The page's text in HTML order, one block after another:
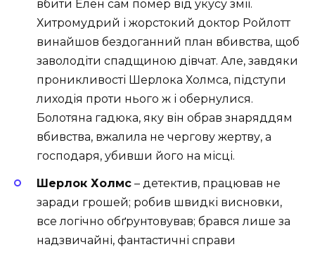
вбити Елен сам помер від укусу змії.
Хитромудрий і жорстокий доктор Ройлотт
винайшов бездоганний план вбивства, щоб
заволодіти спадщиною дівчат. Але, завдяки
проникливості Шерлока Холмса, підступи
лиходія проти нього ж і обернулися.
Болотяна гадюка, яку він обрав знаряддям
вбивства, вжалила не чергову жертву, а
господаря, убивши його на місці.
Шерлок Холмс – детектив, працював не
заради грошей; робив швидкі висновки,
все логічно обґрунтовував; брався лише за
надзвичайні, фантастичні справи